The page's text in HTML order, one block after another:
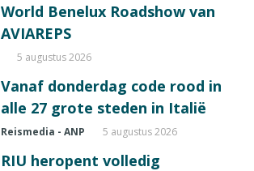
World Benelux Roadshow van
AVIAREPS
5 augustus 2026
Vanaf donderdag code rood in
alle 27 grote steden in Italië
Reismedia - ANP 5 augustus 2026
RIU heropent volledig